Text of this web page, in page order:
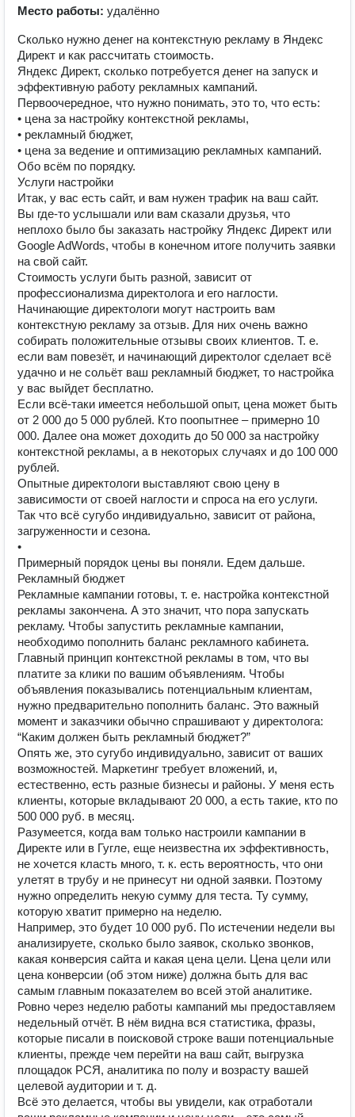
Место работы: удалённо
Сколько нужно денег на контекстную рекламу в Яндекс
Директ и как рассчитать стоимость.
Яндекс Директ, сколько потребуется денег на запуск и
эффективную работу рекламных кампаний.
Первоочередное, что нужно понимать, это то, что есть:
• цена за настройку контекстной рекламы,
• рекламный бюджет,
• цена за ведение и оптимизацию рекламных кампаний.
Обо всём по порядку.
Услуги настройки
Итак, у вас есть сайт, и вам нужен трафик на ваш сайт.
Вы где-то услышали или вам сказали друзья, что
неплохо было бы заказать настройку Яндекс Директ или
Google AdWords, чтобы в конечном итоге получить заявки
на свой сайт.
Стоимость услуги быть разной, зависит от
профессионализма директолога и его наглости.
Начинающие директологи могут настроить вам
контекстную рекламу за отзыв. Для них очень важно
собирать положительные отзывы своих клиентов. Т. е.
если вам повезёт, и начинающий директолог сделает всё
удачно и не сольёт ваш рекламный бюджет, то настройка
у вас выйдет бесплатно.
Если всё-таки имеется небольшой опыт, цена может быть
от 2 000 до 5 000 рублей. Кто поопытнее – примерно 10
000. Далее она может доходить до 50 000 за настройку
контекстной рекламы, а в некоторых случаях и до 100 000
рублей.
Опытные директологи выставляют свою цену в
зависимости от своей наглости и спроса на его услуги.
Так что всё сугубо индивидуально, зависит от района,
загруженности и сезона.
•
Примерный порядок цены вы поняли. Едем дальше.
Рекламный бюджет
Рекламные кампании готовы, т. е. настройка контекстной
рекламы закончена. А это значит, что пора запускать
рекламу. Чтобы запустить рекламные кампании,
необходимо пополнить баланс рекламного кабинета.
Главный принцип контекстной рекламы в том, что вы
платите за клики по вашим объявлениям. Чтобы
объявления показывались потенциальным клиентам,
нужно предварительно пополнить баланс. Это важный
момент и заказчики обычно спрашивают у директолога:
“Каким должен быть рекламный бюджет?”
Опять же, это сугубо индивидуально, зависит от ваших
возможностей. Маркетинг требует вложений, и,
естественно, есть разные бизнесы и районы. У меня есть
клиенты, которые вкладывают 20 000, а есть такие, кто по
500 000 руб. в месяц.
Разумеется, когда вам только настроили кампании в
Директе или в Гугле, еще неизвестна их эффективность,
не хочется класть много, т. к. есть вероятность, что они
улетят в трубу и не принесут ни одной заявки. Поэтому
нужно определить некую сумму для теста. Ту сумму,
которую хватит примерно на неделю.
Например, это будет 10 000 руб. По истечении недели вы
анализируете, сколько было заявок, сколько звонков,
какая конверсия сайта и какая цена цели. Цена цели или
цена конверсии (об этом ниже) должна быть для вас
самым главным показателем во всей этой аналитике.
Ровно через неделю работы кампаний мы предоставляем
недельный отчёт. В нём видна вся статистика, фразы,
которые писали в поисковой строке ваши потенциальные
клиенты, прежде чем перейти на ваш сайт, выгрузка
площадок РСЯ, аналитика по полу и возрасту вашей
целевой аудитории и т. д.
Всё это делается, чтобы вы увидели, как отработали